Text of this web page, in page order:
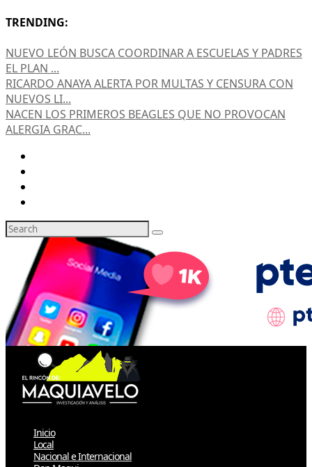
TRENDING:
NUEVO LEÓN BUSCA COORDINAR A ESCUELAS Y PADRES
EL PLAN ...
RICARDO ANAYA ALERTA POR MULTAS Y CENSURA CON
NUEVOS LI...
NACEN LOS PRIMEROS BEAGLES QUE NO PROVOCAN
ALERGIA GRAC...
Inicio
Local
Nacional e Internacional